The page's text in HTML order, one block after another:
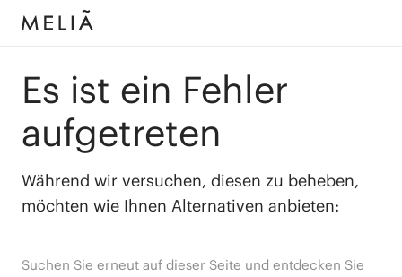
Es ist ein Fehler
aufgetreten
Während wir versuchen, diesen zu beheben,
möchten wie Ihnen Alternativen anbieten:
Suchen Sie erneut auf dieser Seite und entdecken Sie